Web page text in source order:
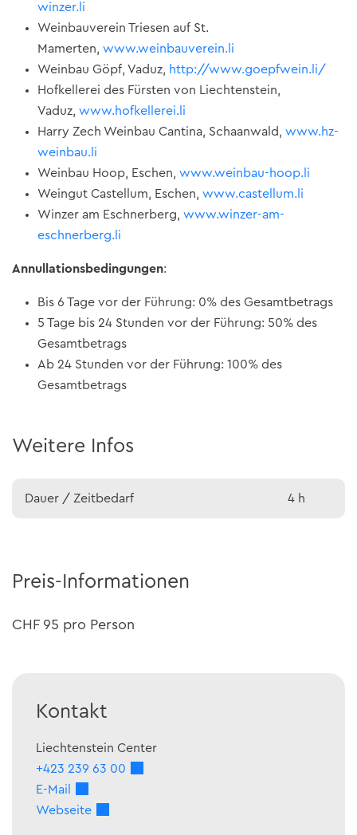
winzer.li
Weinbauverein Triesen auf St.
Mamerten, www.weinbauverein.li
Weinbau Göpf, Vaduz, http://www.goepfwein.li/
Hofkellerei des Fürsten von Liechtenstein,
Vaduz, www.hofkellerei.li
Harry Zech Weinbau Cantina, Schaanwald, www.hz-
weinbau.li
Weinbau Hoop, Eschen, www.weinbau-hoop.li
Weingut Castellum, Eschen, www.castellum.li
Winzer am Eschnerberg, www.winzer-am-
eschnerberg.li
Annullationsbedingungen:
Bis 6 Tage vor der Führung: 0% des Gesamtbetrags
5 Tage bis 24 Stunden vor der Führung: 50% des
Gesamtbetrags
Ab 24 Stunden vor der Führung: 100% des
Gesamtbetrags
Weitere Infos
Dauer / Zeitbedarf 4 h
Preis-Informationen
CHF 95 pro Person
Kontakt
Liechtenstein Center
+423 239 63 00
E-Mail
Webseite